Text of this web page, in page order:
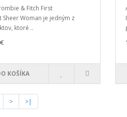
& Fitch First
Sheer Woman je jedným z
ktoré ..
KOŠÍKA
> >|